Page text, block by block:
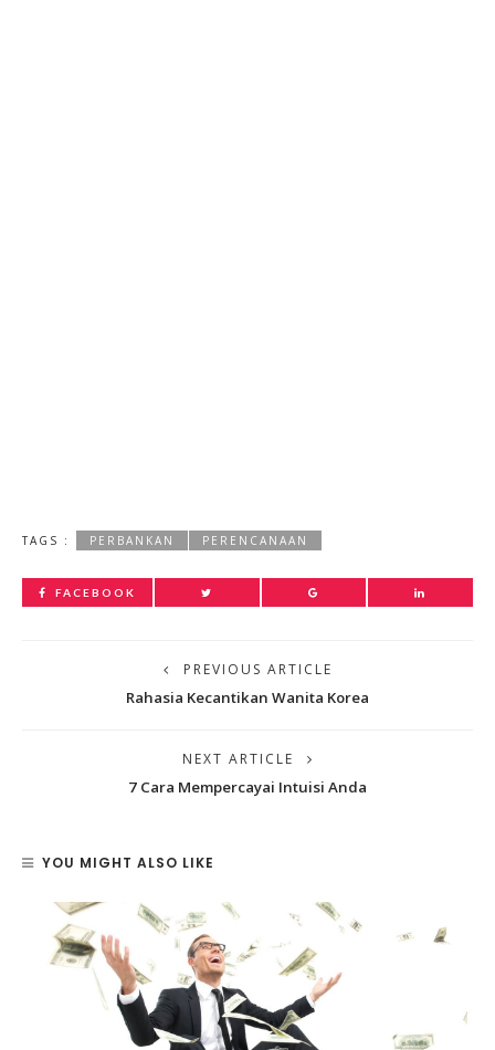
TAGS : PERBANKAN PERENCANAAN
FACEBOOK
PREVIOUS ARTICLE
Rahasia Kecantikan Wanita Korea
NEXT ARTICLE
7 Cara Mempercayai Intuisi Anda
YOU MIGHT ALSO LIKE